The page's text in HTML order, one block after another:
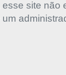
esse site não